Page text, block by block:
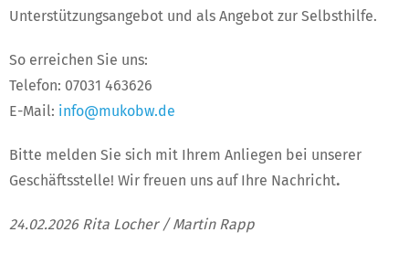
Unterstützungsangebot und als Angebot zur Selbsthilfe.
So erreichen Sie uns:
Telefon: 07031 463626
E-Mail: info@mukobw.de
Bitte melden Sie sich mit Ihrem Anliegen bei unserer
Geschäftsstelle! Wir freuen uns auf Ihre Nachricht.
24.02.2026 Rita Locher / Martin Rapp